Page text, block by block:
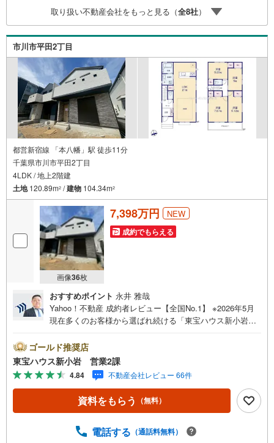
サポート致します！
取り扱い不動産会社をもっと見る（全8社）
市川市平田2丁目
都営新宿線 「本八幡」駅 徒歩11分
千葉県市川市平田2丁目
4LDK / 地上2階建
土地120.89m2 /建物 104.34m2
画像36枚
7,398万円 NEW
成約でもらえる
おすすめポイント 永井 雅哉
Yahoo！不動産 成約者レビュー【全国No.1】 ※2026年5月
現在多くのお客様から選ばれ続ける「東宝ハウス新小岩」
見学OK■営業時間内（9:00～20:00）はお電話でのご連絡が
スムーズです。ご自宅への送迎・最寄駅でのお待ち合わせ
等、お気軽にご相談ください。 選ばれる3つの「圧倒的メ
リット」 （1）【業界最低水準の提携住宅ローン】「他社
で断られた」「借入がある」方も独自審査で多数承認！優
遇金利と各種手数料0円でお得に。（2）【未来カレンダー
ュレーション。「月々いくらなら安心か」をプロが明確に
ゴールド推奨店
東宝ハウス新小岩 営業2課
4.84 不動産会社レビュー 66件
資料をもらう （無料）
電話する （通話料無料）